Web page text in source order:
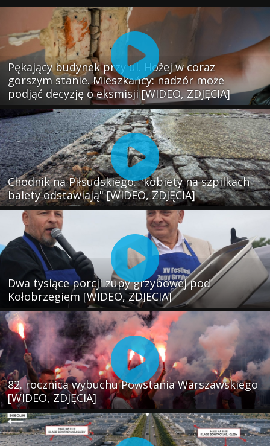
Pękający budynek przy ul. Hożej w coraz
gorszym stanie. Mieszkańcy: nadzór może
podjąć decyzję o eksmisji [WIDEO, ZDJĘCIA]
Chodnik na Piłsudskiego: "kobiety na szpilkach
balety odstawiają" [WIDEO, ZDJĘCIA]
Dwa tysiące porcji zupy grzybowej pod
Kołobrzegiem [WIDEO, ZDJECIA]
82. rocznica wybuchu Powstania Warszawskiego
[WIDEO, ZDJĘCIA]